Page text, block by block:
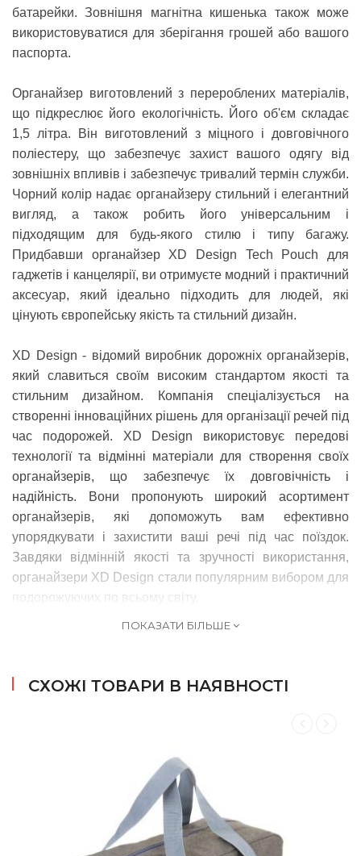
батарейки. Зовнішня магнітна кишенька також може
використовуватися для зберігання грошей або вашого
паспорта.
Органайзер виготовлений з перероблених матеріалів,
що підкреслює його екологічність. Його об'єм складає
1,5 літра. Він виготовлений з міцного і довговічного
поліестеру, що забезпечує захист вашого одягу від
зовнішніх впливів і забезпечує тривалий термін служби.
Чорний колір надає органайзеру стильний і елегантний
вигляд, а також робить його універсальним і
підходящим для будь-якого стилю і типу багажу.
Придбавши органайзер XD Design Tech Pouch для
гаджетів і канцелярії, ви отримуєте модний і практичний
аксесуар, який ідеально підходить для людей, які
цінують європейську якість та стильний дизайн.
XD Design - відомий виробник дорожніх органайзерів,
який славиться своїм високим стандартом якості та
стильним дизайном. Компанія спеціалізується на
створенні інноваційних рішень для організації речей під
час подорожей. XD Design використовує передові
технології та відмінні матеріали для створення своїх
органайзерів, що забезпечує їх довговічність і
надійність. Вони пропонують широкий асортимент
органайзерів, які допоможуть вам ефективно
упорядкувати і захистити ваші речі під час поїздок.
Завдяки відмінній якості та зручності використання,
органайзери XD Design стали популярним вибором для
подорожуючих по всьому світу.
ПОКАЗАТИ БІЛЬШЕ
СХОЖІ ТОВАРИ В НАЯВНОСТІ